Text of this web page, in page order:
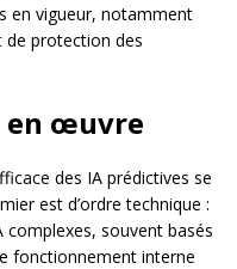
en vigueur, notamment
de protection des
en œuvre
des IA prédictives se
est d’ordre technique :
complexes, souvent basés
fonctionnement interne